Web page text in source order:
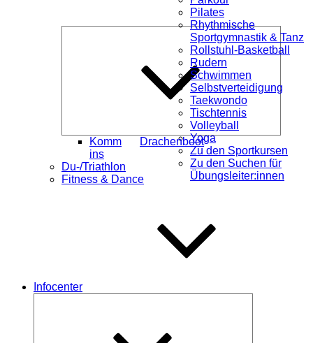
öffnen
Komm
ins
Drachenboot
Du-/Triathlon
Fitness & Dance
Pilates
Rhythmische
Sportgymnastik & Tanz
Rollstuhl-Basketball
Rudern
Schwimmen
Selbstverteidigung
Taekwondo
Tischtennis
Volleyball
Yoga
Zu den Sportkursen
Zu den Suchen für
Übungsleiter:innen
Infocenter